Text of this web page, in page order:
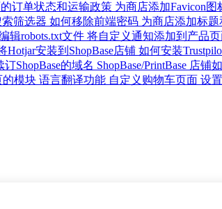
订单状态和运输政策 为商店添加Favicon图
筛选器 如何移除前端密码 为商店添加标题
辑robots.txt文件 将自定义通知添加到产品
Hotjar安装到ShopBase店铺 如何安装
订ShopBase的域名 ShopBase/PrintBase 店铺
的模块 语言翻译功能 自定义购物车页面 设